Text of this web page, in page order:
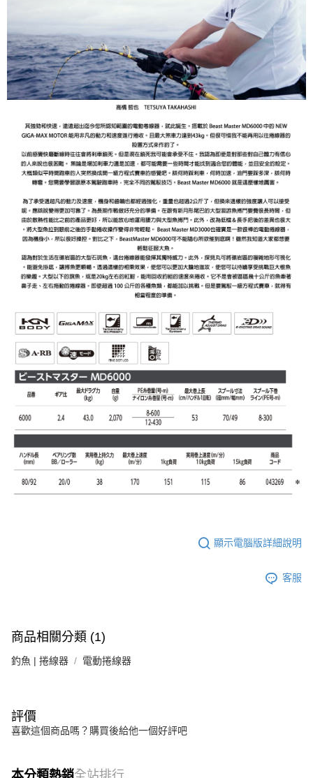
顯示電腦版詳細說明
客服
商品相關分類 (1)
釣魚 | 捲線器 電動捲線器
評價
喜歡這個商品嗎？購買後給他一個好評吧
本分類熱銷全站排行